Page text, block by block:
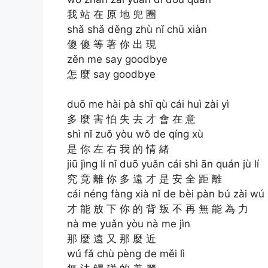
我 站 在 原 地 兜 圈
shǎ shǎ děng zhù nǐ chū xiàn
傻 傻 等 著 你 出 現
zěn me say goodbye
怎 麼 say goodbye
duō me hài pà shī qù cái huì zài yì
多 麼 害 怕 失 去 才 會 在 意
shì nǐ zuǒ yòu wǒ de qíng xù
是 你 左 右 我 的 情 緒
jiū jìng lí nǐ duō yuǎn cái shì ān quán jù lí
究 竟 離 你 多 遠 才 是 安 全 距 離
cái néng fàng xià nǐ de bèi pàn bú zài wú
才 能 放 下 你 的 背 叛 不 再 無 能 為 力
nà me yuǎn yòu nà me jìn
那 麼 遠 又 那 麼 近
wú fǎ chù pèng de měi lì